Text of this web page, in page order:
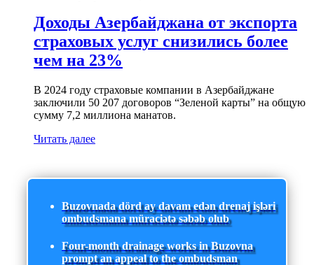
Доходы Азербайджана от экспорта
страховых услуг снизились более
чем на 23%
В 2024 году страховые компании в Азербайджане
заключили 50 207 договоров “Зеленой карты” на общую
сумму 7,2 миллиона манатов.
Читать далее
Buzovnada dörd ay davam edən drenaj işləri
ombudsmana müraciətə səbəb olub
Four-month drainage works in Buzovna
prompt an appeal to the ombudsman